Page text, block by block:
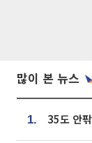
많이 본 뉴스
1.